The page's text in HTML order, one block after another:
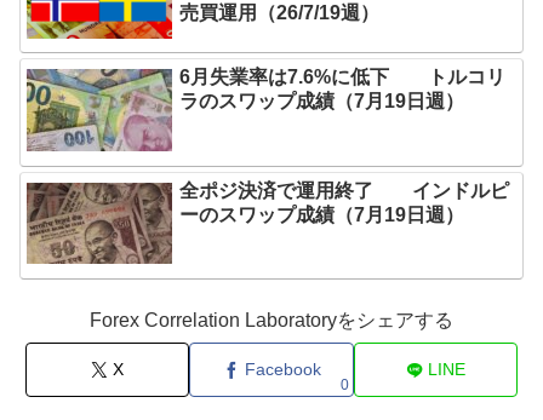
売買運用（26/7/19週）
6月失業率は7.6%に低下 トルコリ
ラのスワップ成績（7月19日週）
全ポジ決済で運用終了 インドルピ
ーのスワップ成績（7月19日週）
Forex Correlation Laboratoryをシェアする
X Facebook
0
LINE